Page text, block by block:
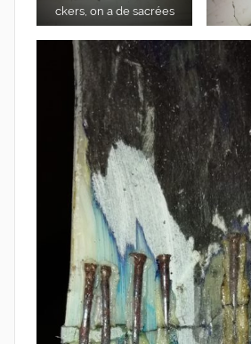
ckers, on a de sacrées